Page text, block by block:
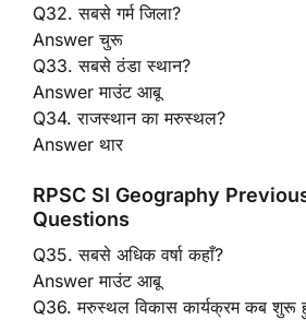
Q32. सबसे गर्म जिला?
Answer चुरू
Q33. सबसे ठंडा स्थान?
Answer माउंट आबू
Q34. राजस्थान का मरुस्थल?
Answer थार
RPSC SI Geography
Questions
Q35. सबसे अधिक वर्षा कहाँ?
Answer माउंट आबू
Q36. मरुस्थल विकास कार्यक्रम कब शुरू